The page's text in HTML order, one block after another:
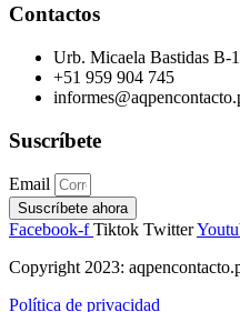
Contactos
Urb. Micaela Bastidas B-
+51 959 904 745
Suscríbete
Email
Suscríbete ahora
Facebook-f Tiktok Twitter
Copyright 2023:
Política de privacidad